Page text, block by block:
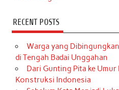
RECENT POSTS
Warga yang
di Tengah Badai Unggahan
Dari Gunting Pita ke
Konstruksi Indonesia